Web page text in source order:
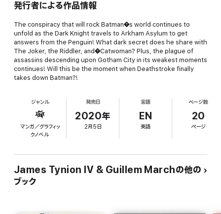
発行者による作品情報
The conspiracy that will rock Batman�s world continues to
unfold as the Dark Knight travels to Arkham Asylum to get
answers from the Penguin! What dark secret does he share with
The Joker, the Riddler, and�Catwoman? Plus, the plague of
assassins descending upon Gotham City in its weakest moments
continues! Will this be the moment when Deathstroke finally
takes down Batman?!
ジャンル
マンガ／グラフィッ
クノベル
発売日
2020年
2月5日
言語
EN
英語
ページ数
20
ページ
James Tynion IV & Guillem Marchの他の
ブック